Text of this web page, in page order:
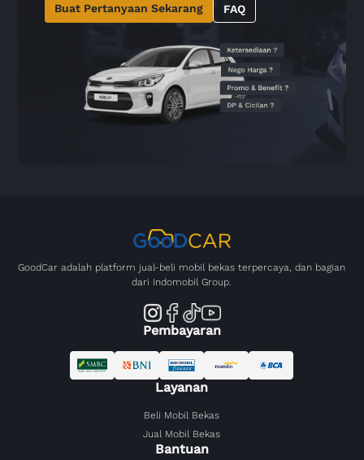
Buat Pertanyaan Sekarang FAQ
GoodCar adalah platform jual-beli mobil bekas terpercaya, dan bagian
dari Indomobil Group.
Pembayaran
Layanan
Beli Mobil Bekas
Jual Mobil Bekas
Bantuan